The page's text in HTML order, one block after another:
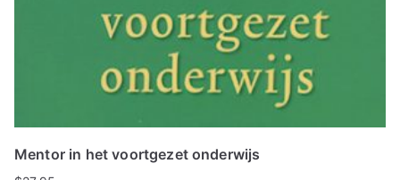
Mentor in het voortgezet onderwijs